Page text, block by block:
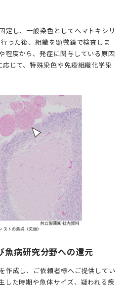
定し、一般染色としてヘマトキシリ
った後、組織を顕微鏡で検査しま
程度から、発症に関与している原因
じて、特殊染色や免疫組織化学染
魚病研究分野への還元
作成し、ご依頼者様へご提供してい
した時期や魚体サイズ、疑われる疾